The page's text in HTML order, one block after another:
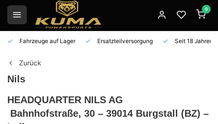
0
Fahrzeuge auf Lager Ersatzteilversorgung Seit 18 Jahren
Zurück
Nils
HEADQUARTER NILS AG
Bahnhofstraße, 30 – 39014 Burgstall (BZ) –